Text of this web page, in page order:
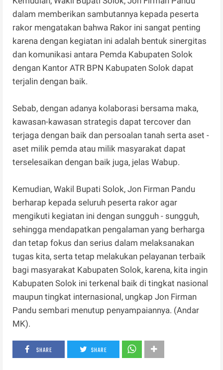
dalam memberikan sambutannya kepada peserta
rakor mengatakan bahwa Rakor ini sangat penting
karena dengan kegiatan ini adalah bentuk sinergitas
dan komunikasi antara Pemda Kabupaten Solok
dengan Kantor ATR BPN Kabupaten Solok dapat
terjalin dengan baik.
Sebab, dengan adanya kolaborasi bersama maka,
kawasan-kawasan strategis dapat tercover dan
terjaga dengan baik dan persoalan tanah serta aset -
aset milik pemda atau milik masyarakat dapat
terselesaikan dengan baik juga, jelas Wabup.
Kemudian, Wakil Bupati Solok, Jon Firman Pandu
berharap kepada seluruh peserta rakor agar
mengikuti kegiatan ini dengan sungguh - sungguh,
sehingga mendapatkan pengalaman yang berharga
dan tetap fokus dan serius dalam melaksanakan
tugas kita, serta tetap melakukan pelayanan terbaik
bagi masyarakat Kabupaten Solok, karena, kita ingin
Kabupaten Solok ini terkenal baik di tingkat nasional
maupun tingkat internasional, ungkap Jon Firman
Pandu sembari menutup penyampaiannya. (Andar
MK).
SHARE SHARE